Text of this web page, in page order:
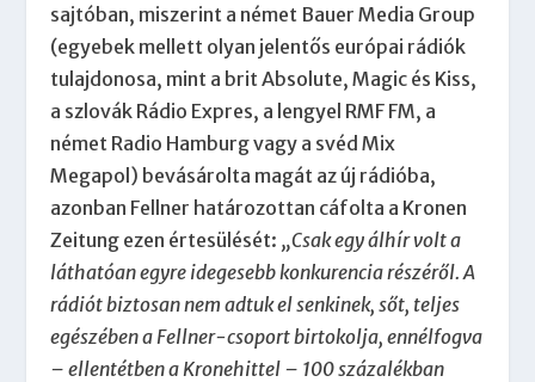
sajtóban, miszerint a német Bauer Media Group
(egyebek mellett olyan jelentős európai rádiók
tulajdonosa, mint a brit Absolute, Magic és Kiss,
a szlovák Rádio Expres, a lengyel RMF FM, a
német Radio Hamburg vagy a svéd Mix
Megapol) bevásárolta magát az új rádióba,
azonban Fellner határozottan cáfolta a Kronen
Zeitung ezen értesülését: „Csak egy álhír volt a
láthatóan egyre idegesebb konkurencia részéről. A
rádiót biztosan nem adtuk el senkinek, sőt, teljes
egészében a Fellner-csoport birtokolja, ennélfogva
– ellentétben a Kronehittel – 100 százalékban